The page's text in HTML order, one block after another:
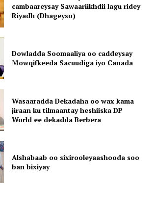
cambaareysay Sawaariikhdii lagu ridey
Riyadh (Dhageyso)
Dowladda Soomaaliya oo caddeysay
Mowqifkeeda Sacuudiga iyo Canada
Wasaaradda Dekadaha oo wax kama
jiraan ku tilmaantay heshiiska DP
World ee dekadda Berbera
Alshabaab oo sixirooleyaashooda soo
ban bixiyay